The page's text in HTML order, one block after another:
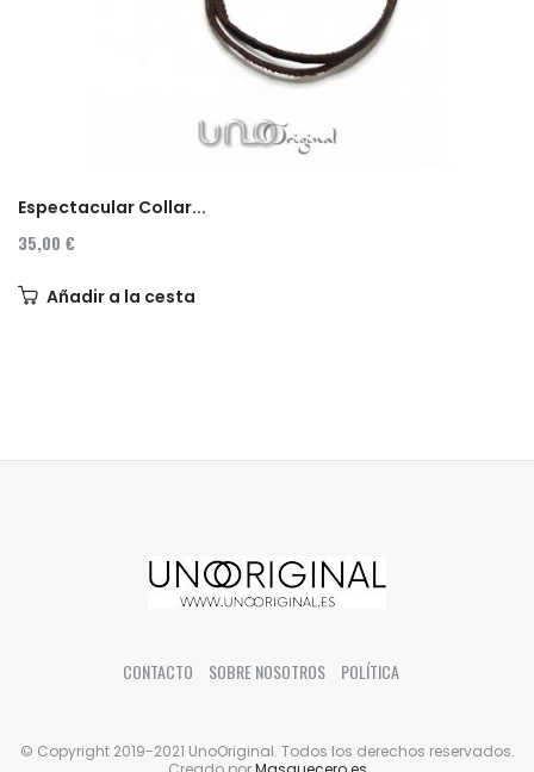
Espectacular Collar...
35,00 €
Añadir a la cesta
CONTACTO SOBRE NOSOTROS POLÍTICA
© Copyright 2019-2021 UnoOriginal. Todos los derechos reservados.